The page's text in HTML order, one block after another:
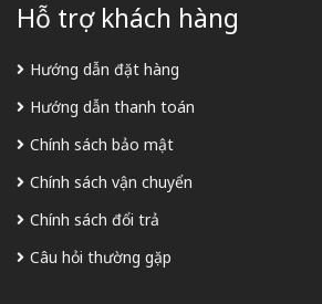
Hỗ trợ khách hàng
Hướng dẫn đặt hàng
Hướng dẫn thanh toán
Chính sách bảo mật
Chính sách vận chuyển
Chính sách đổi trả
Câu hỏi thường gặp